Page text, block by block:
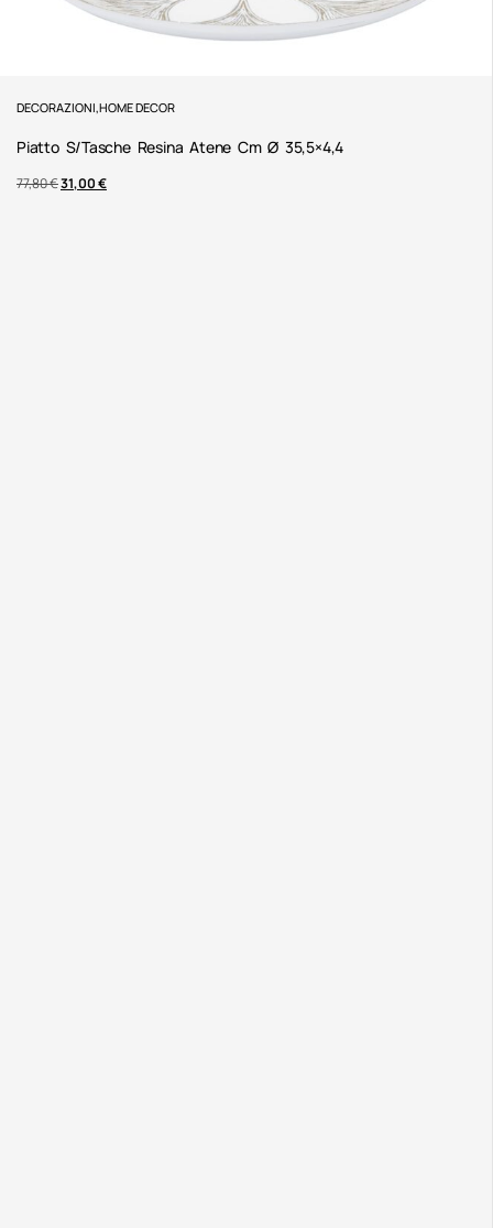
DECORAZIONI,HOME DECOR
Piatto S/tasche Resina Atene Cm Ø 35,5×4,4
77,80€31,00€